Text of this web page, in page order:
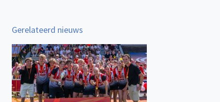
Gerelateerd nieuws